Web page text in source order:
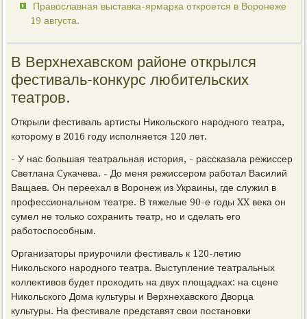
Православная выставка-ярмарка откроется в Воронеже
19 августа.
В Верхнехавском районе открылся
фестиваль-конкурс любительских
театров.
Открыли фестиваль артисты Никольского народного театра,
которому в 2016 году исполняется 120 лет.
- У нас большая театральная история, - рассказала режиссер
Светлана Cукачева. - До меня режиссером работал Василий
Ващаев. Он переехал в Воронеж из Украины, где служил в
профессиональном театре. В тяжелые 90-е годы XX века он
сумел не только сохранить театр, но и сделать его
работоспособным.
Организаторы приурочили фестиваль к 120-летию
Никольского народного театра. Выступление театральных
коллективов будет проходить на двух площадках: на сцене
Никольского Дома культуры и Верхнехавского Дворца
культуры. На фестивале представят свои постановки